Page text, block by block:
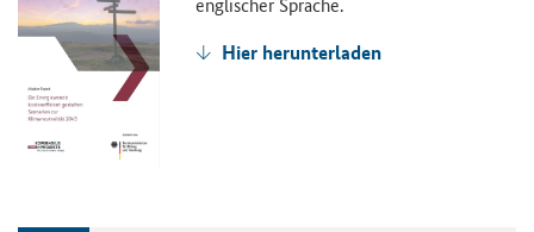
Hier herunterladen